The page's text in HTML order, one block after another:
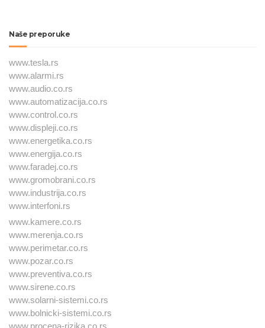
Naše preporuke
www.tesla.rs
www.alarmi.rs
www.audio.co.rs
www.automatizacija.co.rs
www.control.co.rs
www.displeji.co.rs
www.energetika.co.rs
www.energija.co.rs
www.faradej.co.rs
www.gromobrani.co.rs
www.industrija.co.rs
www.interfoni.rs
www.kamere.co.rs
www.merenja.co.rs
www.perimetar.co.rs
www.pozar.co.rs
www.preventiva.co.rs
www.sirene.co.rs
www.solarni-sistemi.co.rs
www.bolnicki-sistemi.co.rs